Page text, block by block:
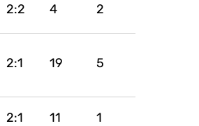
2:2 4 2
2:1 19 5
2:1 11 1